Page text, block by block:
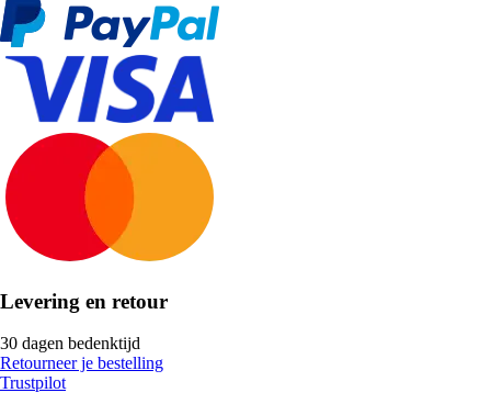
Levering en retour
30 dagen bedenktijd
Retourneer je bestelling
Trustpilot